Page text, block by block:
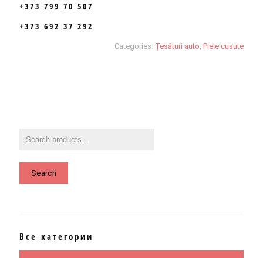
+373 799 70 507
+373 692 37 292
Categories: Țesături auto, Piele cusute
Search
Все категории